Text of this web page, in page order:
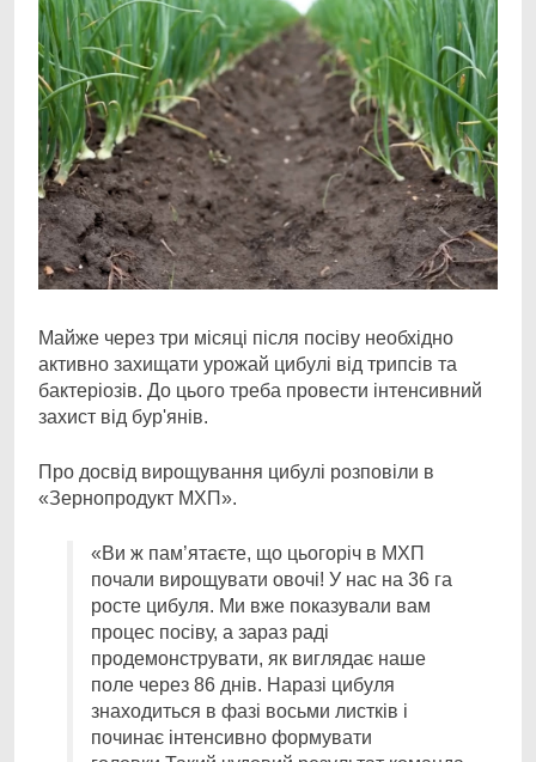
Майже через три місяці після посіву необхідно
активно захищати урожай цибулі від трипсів та
бактеріозів. До цього треба провести інтенсивний
захист від бур'янів.
Про досвід вирощування цибулі розповіли в
«Зернопродукт МХП».
«Ви ж пам’ятаєте, що цьогоріч в МХП
почали вирощувати овочі! У нас на 36 га
росте цибуля. Ми вже показували вам
процес посіву, а зараз раді
продемонструвати, як виглядає наше
поле через 86 днів. Наразі цибуля
знаходиться в фазі восьми листків і
починає інтенсивно формувати